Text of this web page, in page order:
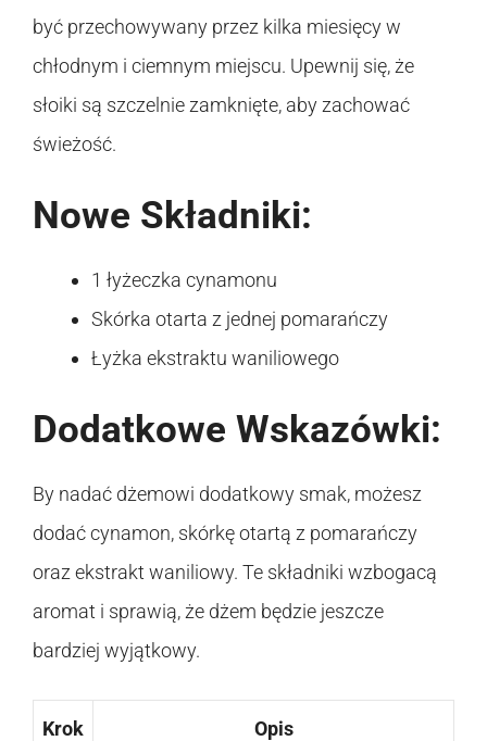
być przechowywany przez kilka miesięcy w
chłodnym i ciemnym miejscu. Upewnij się, że
słoiki są szczelnie zamknięte, aby zachować
świeżość.
Nowe Składniki:
1 łyżeczka cynamonu
Skórka otarta z jednej pomarańczy
Łyżka ekstraktu waniliowego
Dodatkowe Wskazówki:
By nadać dżemowi dodatkowy smak, możesz
dodać cynamon, skórkę otartą z pomarańczy
oraz ekstrakt waniliowy. Te składniki wzbogacą
aromat i sprawią, że dżem będzie jeszcze
bardziej wyjątkowy.
Krok Opis